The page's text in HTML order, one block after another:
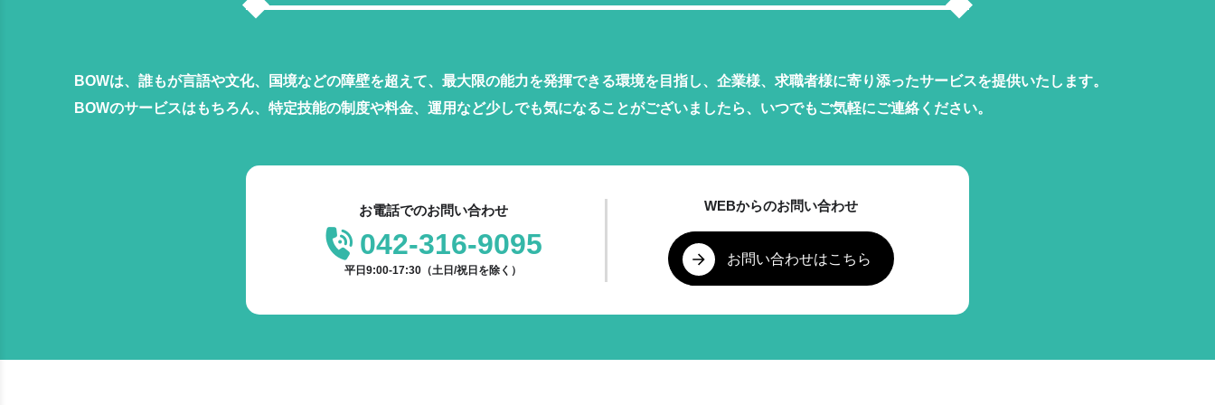
BOWは、誰もが言語や文化、国境などの障壁を超えて、最大限の能力を発揮できる環境を目指し、企業様、求職者様に寄り添ったサービスを提供いたします。
BOWのサービスはもちろん、特定技能の制度や料金、運用など少しでも気になることがございましたら、いつでもご気軽にご連絡ください。
お電話でのお問い合わせ
042-316-9095
平日9:00-17:30（土日/祝日を除く）
WEBからのお問い合わせ
お問い合わせはこちら